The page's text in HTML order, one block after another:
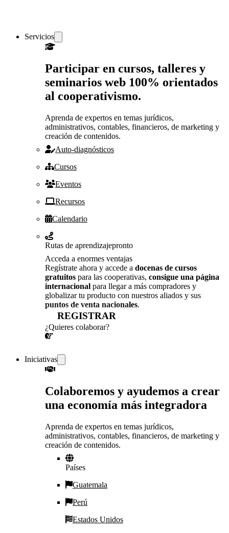
Servicios
Participar en cursos, talleres y
seminarios web 100% orientados
al cooperativismo.
Aprenda de expertos en temas jurídicos,
administrativos, contables, financieros, de marketing y
creación de contenidos.
Auto-diagnósticos
Cursos
Eventos
Recursos
Calendario
Rutas de aprendizajepronto
Acceda a enormes ventajas
Regístrate ahora y accede a docenas de cursos
gratuitos para las cooperativas, consigue una página
internacional para llegar a más compradores y
globalizar tu producto con nuestros aliados y sus
puntos de venta nacionales.
REGISTRAR
¿Quieres colaborar?
Iniciativas
Colaboremos y ayudemos a crear
una economía más integradora
Aprenda de expertos en temas jurídicos,
administrativos, contables, financieros, de marketing y
creación de contenidos.
Países
Guatemala
Perú
Estados Unidos